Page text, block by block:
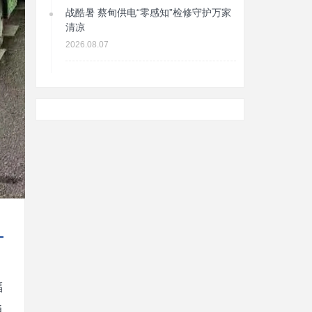
战酷暑 蔡甸供电“零感知”检修守护万家
清凉
2026.08.07